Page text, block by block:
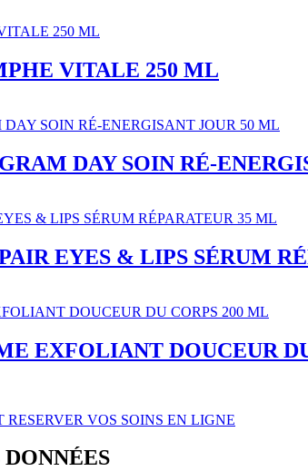
VITALE 250 ML
DAY SOIN RÉ-
EYES & LIPS SÉRUM
EXFOLIANT DOUCEUR
VOS SOINS EN LIGNE